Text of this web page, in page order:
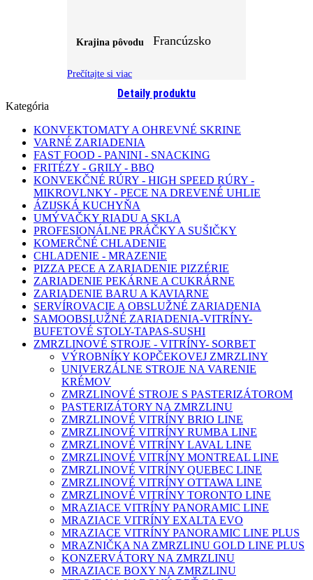
Detaily produktu
Krajina pôvodu Francúzsko
Prečítajte si viac
Kategória
KONVEKTOMATY A OHREVNÉ SKRINE
VARNÉ ZARIADENIA
FAST FOOD - PANINI - SNACKING
FRITÉZY - GRILY - BBQ
KONVEKČNÉ RÚRY - HIGH SPEED RÚRY -
MIKROVLNKY - PECE NA DREVENÉ UHLIE
ÁZIJSKÁ KUCHYŇA
UMÝVAČKY RIADU A SKLA
PROFESIONÁLNE PRÁČKY A SUŠIČKY
KOMERČNÉ CHLADENIE
CHLADENIE - MRAZENIE
PIZZA PECE A ZARIADENIE PIZZÉRIE
ZARIADENIE PEKÁRNE A CUKRÁRNE
ZARIADENIE BARU A KAVIARNE
SERVÍROVACIE A OBSLUŽNÉ ZARIADENIA
SAMOOBSLUŽNÉ ZARIADENIA-VITRÍNY-
BUFETOVÉ STOLY-TAPAS-SUSHI
ZMRZLINOVÉ STROJE - VITRÍNY- SORBET
VÝROBNÍKY KOPČEKOVEJ ZMRZLINY
UNIVERZÁLNE STROJE NA VARENIE
KRÉMOV
ZMRZLINOVÉ STROJE S PASTERIZÁTOROM
PASTERIZÁTORY NA ZMRZLINU
ZMRZLINOVÉ VITRÍNY BRIO LINE
ZMRZLINOVÉ VITRÍNY RUMBA LINE
ZMRZLINOVÉ VITRÍNY LAVAL LINE
ZMRZLINOVÉ VITRÍNY MONTREAL LINE
ZMRZLINOVÉ VITRÍNY QUEBEC LINE
ZMRZLINOVÉ VITRÍNY OTTAWA LINE
ZMRZLINOVÉ VITRÍNY TORONTO LINE
MRAZIACE VITRÍNY PANORAMIC LINE
MRAZIACE VITRÍNY EXALTA EVO
MRAZIACE VITRÍNY PANORAMIC LINE PLUS
MRAZNIČKA NA ZMRZLINU GOLD LINE PLUS
KONZERVÁTORY NA ZMRZLINU
MRAZIACE BOXY NA ZMRZLINU